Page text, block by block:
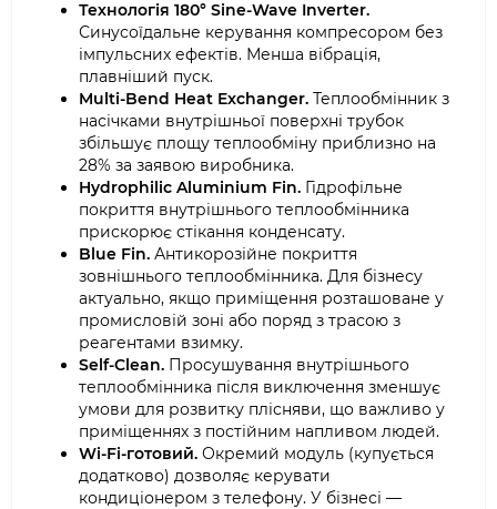
Технологія 180° Sine-Wave Inverter.
Синусоїдальне керування компресором без
імпульсних ефектів. Менша вібрація,
плавніший пуск.
Multi-Bend Heat Exchanger. Теплообмінник з
насічками внутрішньої поверхні трубок
збільшує площу теплообміну приблизно на
28% за заявою виробника.
Hydrophilic Aluminium Fin. Гідрофільне
покриття внутрішнього теплообмінника
прискорює стікання конденсату.
Blue Fin. Антикорозійне покриття
зовнішнього теплообмінника. Для бізнесу
актуально, якщо приміщення розташоване у
промисловій зоні або поряд з трасою з
реагентами взимку.
Self-Clean. Просушування внутрішнього
теплообмінника після виключення зменшує
умови для розвитку плісняви, що важливо у
приміщеннях з постійним напливом людей.
Wi-Fi-готовий. Окремий модуль (купується
додатково) дозволяє керувати
кондиціонером з телефону. У бізнесі —